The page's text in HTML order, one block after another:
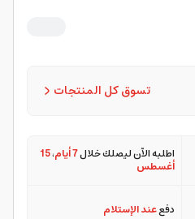
تسوق كل المنتجات
اطلبه الآن ليصلك خلال7 أيام ،15
أغسطس
دفععند الإستلام